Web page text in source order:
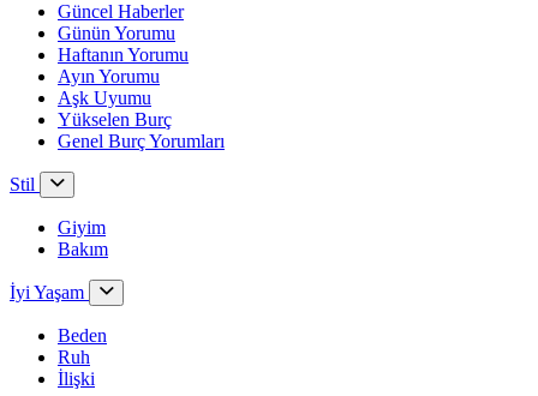
Güncel Haberler
Günün Yorumu
Haftanın Yorumu
Ayın Yorumu
Aşk Uyumu
Yükselen Burç
Genel Burç Yorumları
Stil
Giyim
Bakım
İyi Yaşam
Beden
Ruh
İlişki